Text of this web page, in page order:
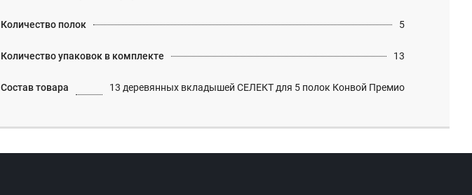
Количество полок 5
Количество упаковок в комплекте 13
Состав товара 13 деревянных вкладышей СЕЛЕКТ для 5 полок Конвой Премио